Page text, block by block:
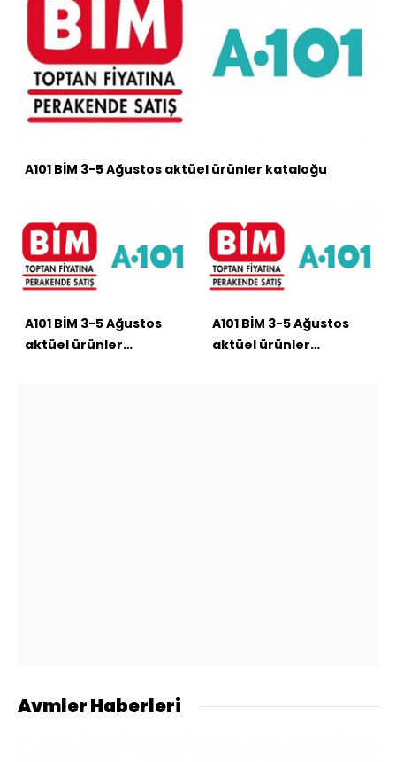
A101 BİM 3-5 Ağustos aktüel ürünler kataloğu
A101 BİM 3-5 Ağustos
aktüel ürünler
A101 BİM 3-5 Ağustos
aktüel ürünler
Avmler Haberleri